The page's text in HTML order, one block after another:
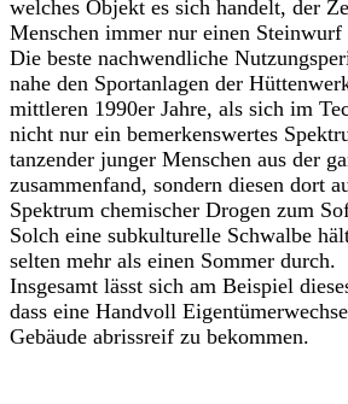
welches Objekt es sich handelt, der
Menschen immer nur einen
Die beste nachwendliche
nahe den Sportanlagen der
mittleren 1990er Jahre, als sich im
nicht nur ein bemerkenswertes
tanzender junger Menschen aus der
zusammenfand, sondern diesen dort
Spektrum chemischer Drogen zum
Solch eine subkulturelle Schwalbe
selten mehr als einen Sommer durch.
Insgesamt lässt sich am Beispiel
dass eine Handvoll
Gebäude abrissreif zu bekommen.